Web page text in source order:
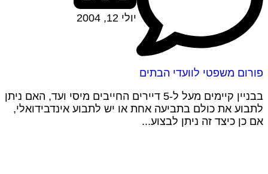
פורום משפטי לוועדי הבתים
יולי 12, 2004
בבניין קיימים מעל ל-5 דיירים החייבים מיסי ועד, האם ניתן
לתבוע את כולם בתביעה אחת או יש לתבוע אינדבידואלי,
אם כן כיצד זה ניתן לבצוע...